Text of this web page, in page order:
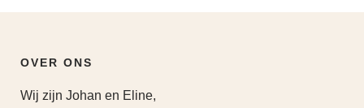
OVER ONS
Wij zijn Johan en Eline,